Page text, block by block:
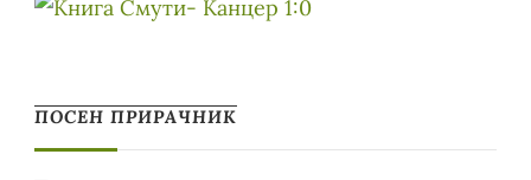
ПОСЕН ПРИРАЧНИК